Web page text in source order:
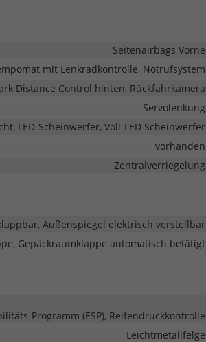
Seitenairbags Vorne
mit Lenkradkontrolle, Notrufsystem
Distance Control hinten, Rückfahrkamera
Servolenkung
LED-Scheinwerfer, Voll-LED Scheinwerfer
vorhanden
Zentralverriegelung
Außenspiegel elektrisch verstellbar
Gepäckraumklappe automatisch betätigt
Programm (ESP), Reifendruckkontrolle
Leichtmetallfelge